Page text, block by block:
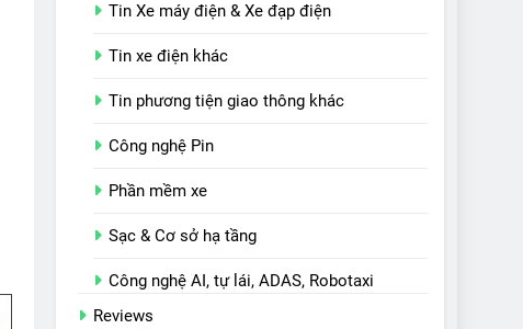
Tin Xe máy điện & Xe đạp điện
Tin xe điện khác
Tin phương tiện giao thông khác
Công nghệ Pin
Phần mềm xe
Sạc & Cơ sở hạ tầng
Công nghệ AI, tự lái, ADAS, Robotaxi
Reviews